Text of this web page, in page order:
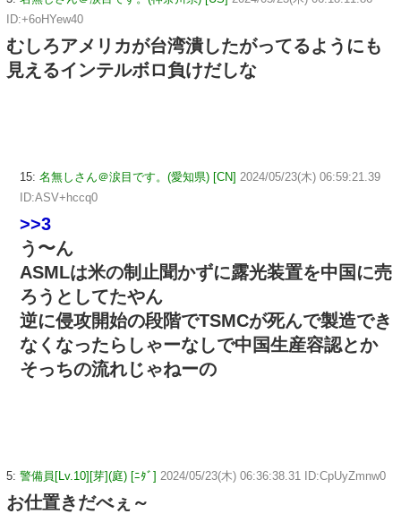
ID:+6oHYew40
むしろアメリカが台湾潰したがってるようにも
見えるインテルボロ負けだしな
15: 名無しさん＠涙目です。(愛知県) [CN] 2024/05/23(木) 06:59:21.39
ID:ASV+hccq0
>>3
う〜ん
ASMLは米の制止聞かずに露光装置を中国に売
ろうとしてたやん
逆に侵攻開始の段階でTSMCが死んで製造でき
なくなったらしゃーなしで中国生産容認とか
そっちの流れじゃねーの
5: 警備員[Lv.10][芽](庭) [ﾆﾀﾞ] 2024/05/23(木) 06:36:38.31 ID:CpUyZmnw0
お仕置きだべぇ～